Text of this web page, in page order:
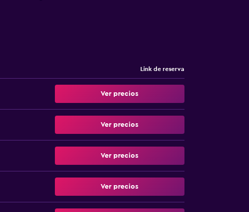
Link de reserva
Ver precios
Ver precios
Ver precios
Ver precios